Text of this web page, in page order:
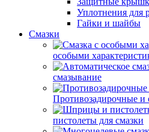
Уплотнения для
Гайки и шайбы
Смазки
особыми
смазывание
Противозадирочные и
пистолеты для смазки